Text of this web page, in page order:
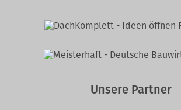
Unsere Partner